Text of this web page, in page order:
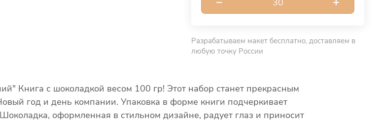
Разрабатываем макет бесплатно, доставляем в
любую точку России
Книга с шоколадкой весом 100 гр! Этот набор станет прекрасным
год и день компании. Упаковка в форме книги подчеркивает
оформленная в стильном дизайне, радует глаз и приносит